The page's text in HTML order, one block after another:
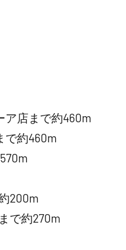
ア店まで約460m
で約460m
200m
で約270m